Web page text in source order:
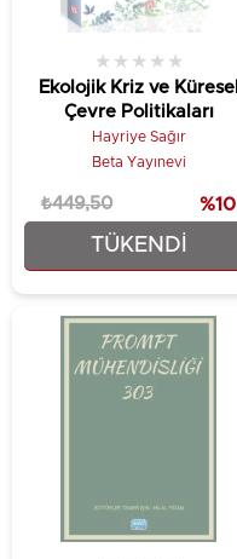
TÜKENDI
Ekolojik Kriz ve Küresel
Çevre Politikaları
★ ★ ★ ★ ★
Hayriye Sağır
Beta Yayınevi
₺404,55
₺449,50 %10